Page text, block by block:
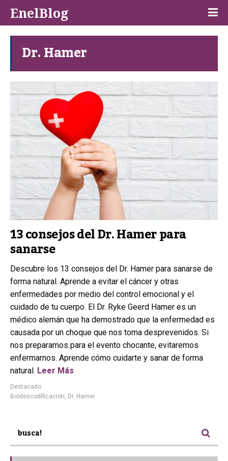
EnelBlog
Dr. Hamer
13 consejos del Dr. Hamer para
sanarse
Descubre los 13 consejos del Dr. Hamer para sanarse de
forma natural. Aprende a evitar el cáncer y otras
enfermedades por medio del control emocional y el
cuidado de tu cuerpo. El Dr. Ryke Geerd Hamer es un
médico alemán que ha demostrado que la enfermedad es
causada por un choque que nos toma desprevenidos. Si
nos preparamos para el evento chocante, evitaremos
enfermarnos. Aprende cómo cuidarte y sanar de forma
natural. Leer Más
Destacado
Biodescodificación, Dr. Hamer